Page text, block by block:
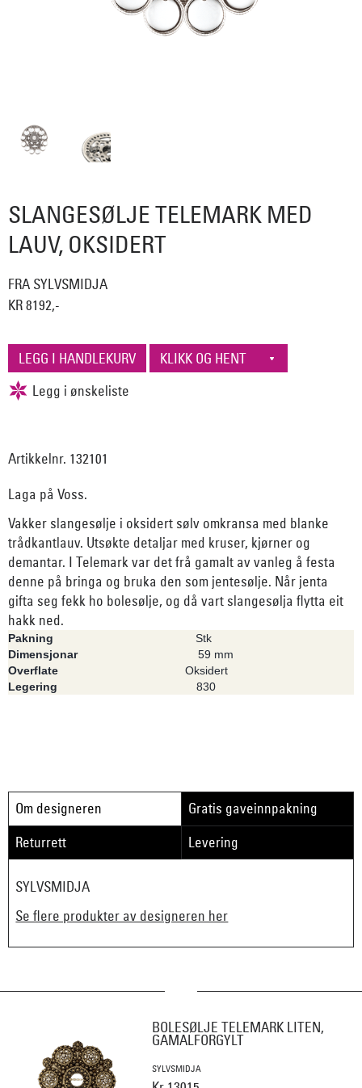
SLANGESØLJE TELEMARK MED
LAUV, OKSIDERT
FRA SYLVSMIDJA
KR 8192,-
Artikkelnr. 132101
Laga på Voss.
Vakker slangesølje i oksidert sølv omkransa med blanke
trådkantlauv. Utsøkte detaljar med kruser, kjørner og
demantar. I Telemark var det frå gamalt av vanleg å festa
denne på bringa og bruka den som jentesølje. Når jenta
gifta seg fekk ho bolesølje, og då vart slangesølja flytta eit
hakk ned.
Pakning
Stk
Dimensjonar
59 mm
Overflate
Oksidert
Legering
830
Om designeren
Gratis gaveinnpakning
Returrett
Levering
SYLVSMIDJA
Se flere produkter av designeren her
BOLESØLJE TELEMARK LITEN,
GAMALFORGYLT
SYLVSMIDJA